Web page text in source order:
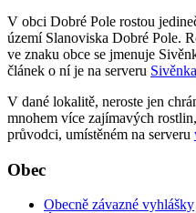
V obci Dobré Pole rostou
území Slanoviska Dobré Pole.
ve znaku obce se jmenuje
článek o ní je na serveru
V dané lokalitě, neroste jen
mnohem více zajímavých
průvodci, umístěném na serveru
Obec
Obecně závazné vyhlášky